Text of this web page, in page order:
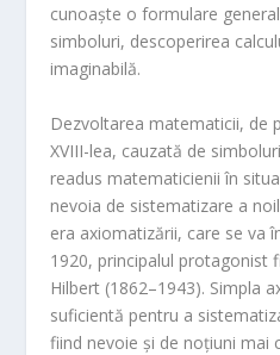
cunoaște o formulare
simboluri, descoperirea
imaginabilă.
Dezvoltarea matematicii, de
XVIII-lea, cauzată de
readus matematicienii în
nevoia de sistematizare a
era axiomatizării, care se va
1920, principalul protagonist
Hilbert (1862–1943). Simpla
suficientă pentru a
fiind nevoie și de noțiuni mai